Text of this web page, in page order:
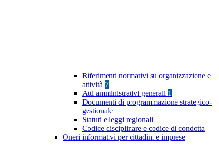
Riferimenti normativi su organizzazione e
attività 7
Atti amministrativi generali 1
Documenti di programmazione strategico-
gestionale
Statuti e leggi regionali
Codice disciplinare e codice di condotta
Oneri informativi per cittadini e imprese